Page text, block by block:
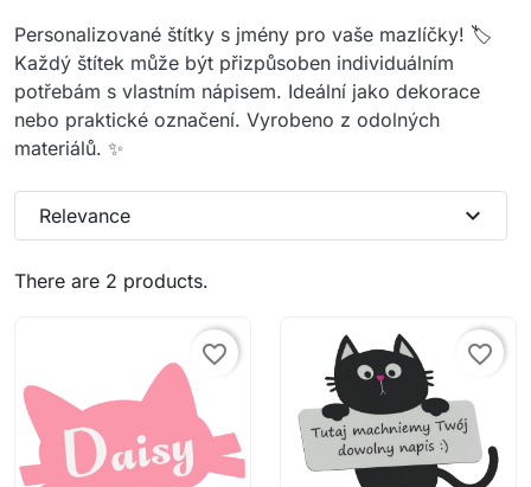
Personalizované štítky s jmény pro vaše mazlíčky! 🏷️
Každý štítek může být přizpůsoben individuálním
potřebám s vlastním nápisem. Ideální jako dekorace
nebo praktické označení. Vyrobeno z odolných
materiálů. ✨
There are 2 products.
Relevance expand_more
favorite_border favorite_border